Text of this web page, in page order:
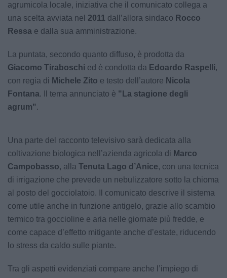
agrumicola locale, iniziativa che il comunicato collega a
una scelta avviata nel 2011 dall’allora sindaco Rocco
Ressa e dalla sua amministrazione.
La puntata, secondo quanto diffuso, è prodotta da
Giacomo Tiraboschi ed è condotta da Edoardo Raspelli,
con regia di Michele Zito e testo dell’autore Nicola
Fontana. Il tema annunciato è "La stagione degli
agrum".
Una parte del racconto televisivo sarà dedicata alla
coltivazione biologica nell’azienda agricola di Marco
Campobasso, alla Tenuta Lago d’Anice, con una tecnica
di irrigazione che prevede un nebulizzatore sotto la chioma
al posto del gocciolatoio. Il comunicato descrive il sistema
come utile anche in funzione antigelo, grazie allo scambio
termico tra goccioline e aria nelle giornate più fredde, e
come capace d’effetto mitigante anche d’estate, riducendo
lo stress da caldo sulle piante.
Tra gli aspetti evidenziati compare anche l’impiego di